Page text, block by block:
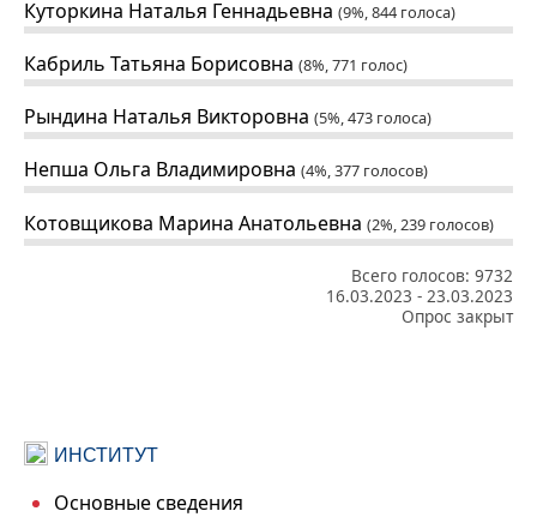
Куторкина Наталья Геннадьевна 9%, 844 голоса
Кабриль Татьяна Борисовна 8%, 771 голос
Рындина Наталья Викторовна 5%, 473 голоса
Непша Ольга Владимировна 4%, 377 голосов
Котовщикова Марина Анатольевна 2%, 239 голосов
Всего голосов: 9732
16.03.2023 - 23.03.2023
Опрос закрыт
ИНСТИТУТ
Основные сведения